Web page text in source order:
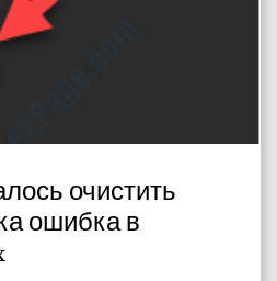
очистить
ошибка в